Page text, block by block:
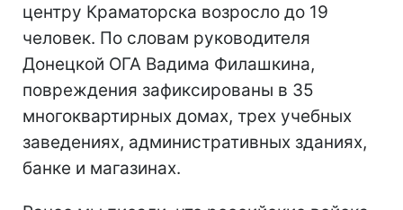
центру Краматорска возросло до 19
человек. По словам руководителя
Донецкой ОГА Вадима Филашкина,
повреждения зафиксированы в 35
многоквартирных домах, трех учебных
заведениях, административных зданиях,
банке и магазинах.